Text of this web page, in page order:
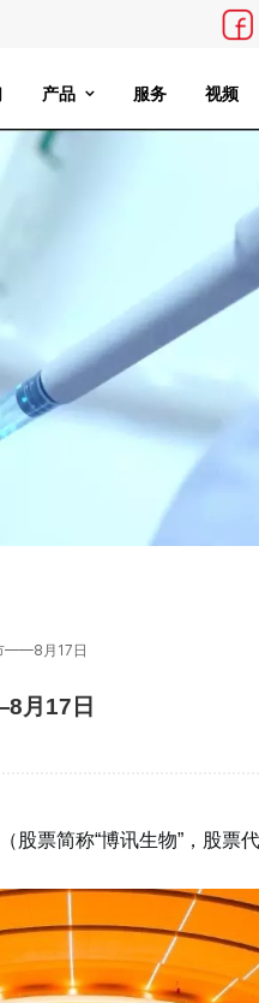
产品 服务 视频
——8月17日
月17日
股票简称“博讯生物”，股票